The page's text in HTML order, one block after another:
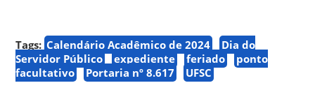
Tags: Calendário Acadêmico de 2024
Dia do
Servidor Público
expediente feriado
ponto
facultativo
Portaria nº 8.617 UFSC